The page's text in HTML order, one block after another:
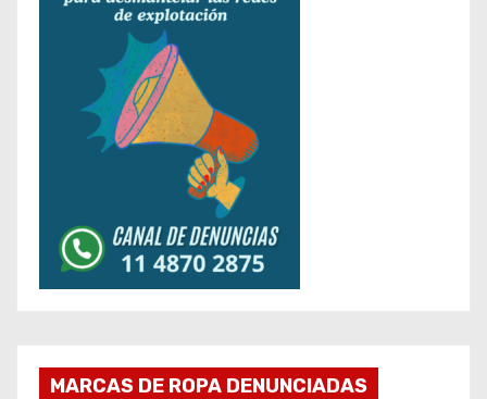
MARCAS DE ROPA DENUNCIADAS